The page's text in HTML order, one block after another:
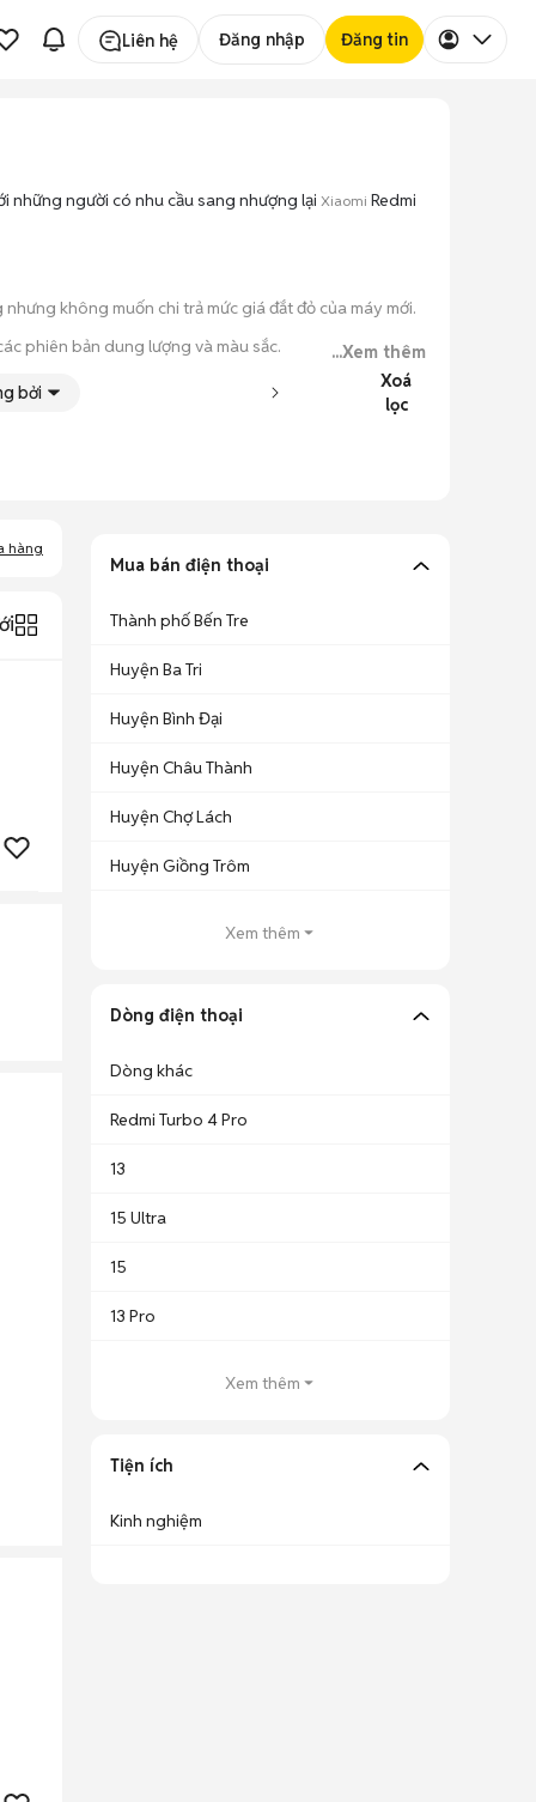
Liên hệ Đăng nhập Đăng tin
những người có nhu cầu sang nhượng lại Xiaomi Redmi
không muốn chi trả mức giá đắt đỏ của máy mới.
phiên bản dung lượng và màu sắc.
hoạt động ổn định.
...Xem thêm
bởi
Xoá
lọc
hàng
Mua bán điện thoại
Thành phố Bến Tre
Huyện Ba Tri
Huyện Bình Đại
Huyện Châu Thành
Huyện Chợ Lách
Huyện Giồng Trôm
Xem thêm
Dòng điện thoại
Dòng khác
Redmi Turbo 4 Pro
13
15 Ultra
15
13 Pro
Xem thêm
Tiện ích
Kinh nghiệm